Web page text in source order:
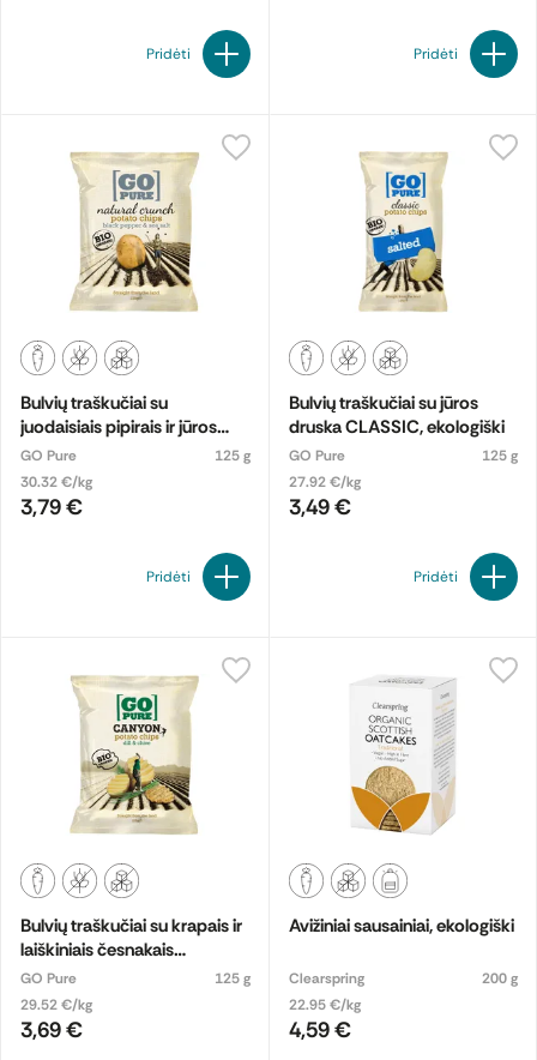
Pridėti Pridėti
Bulvių traškučiai su
juodaisiais pipirais ir jūros
druska NATURAL CRUNCH,
ekologiški
GO Pure
125 g
30.32 €/kg
3,79 €
Pridėti
Bulvių traškučiai su jūros
druska CLASSIC, ekologiški
GO Pure
125 g
27.92 €/kg
3,49 €
Pridėti
Bulvių traškučiai su krapais ir
laiškiniais česnakais
CANYON, ekologiški
GO Pure
125 g
29.52 €/kg
3,69 €
Avižiniai sausainiai, ekologiški
Clearspring
200 g
22.95 €/kg
4,59 €